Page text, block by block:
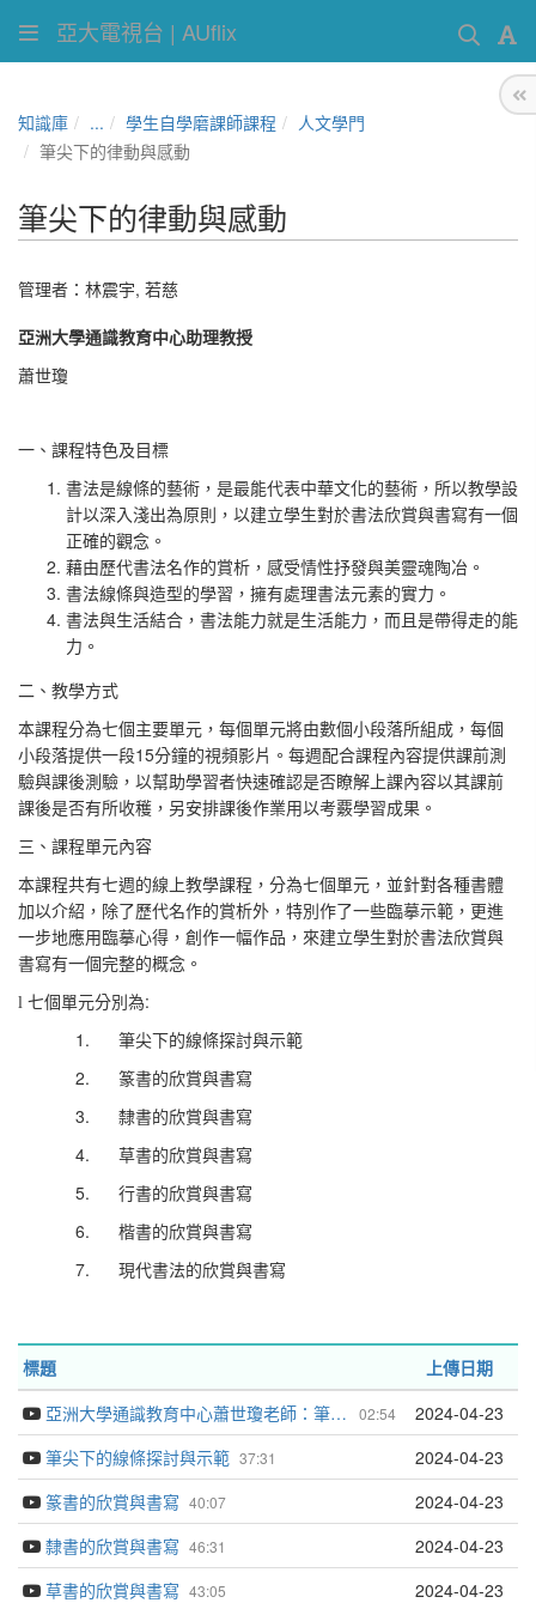
亞大電視台 | AUflix
知識庫 ... 學生自學磨課師課程
人文學門
筆尖下的律動與感動
筆尖下的律動與感動
管理者： 林震宇, 若慈
亞洲大學通識教育中心助理教授
蕭世瓊
一、課程特色及目標
書法是線條的藝術，是最能代表中華文化的藝術，所以教學設
計以深入淺出為原則，以建立學生對於書法欣賞與書寫有一個
正確的觀念。
藉由歷代書法名作的賞析，感受情性抒發與美靈魂陶冶。
書法線條與造型的學習，擁有處理書法元素的實力。
書法與生活結合，書法能力就是生活能力，而且是帶得走的能
力。
二、教學方式
本課程分為七個主要單元，每個單元將由數個小段落所組成，每個
小段落提供一段15分鐘的視頻影片。每週配合課程內容提供課前測
驗與課後測驗，以幫助學習者快速確認是否瞭解上課內容以其課前
課後是否有所收穫，另安排課後作業用以考覈學習成果。
三、課程單元內容
本課程共有七週的線上教學課程，分為七個單元，並針對各種書體
加以介紹，除了歷代名作的賞析外，特別作了一些臨摹示範，更進
一步地應用臨摹心得，創作一幅作品，來建立學生對於書法欣賞與
書寫有一個完整的概念。
l 七個單元分別為:
1.
筆尖下的線條探討與示範
2. 篆書的欣賞與書寫
3. 隸書的欣賞與書寫
4. 草書的欣賞與書寫
5. 行書的欣賞與書寫
6. 楷書的欣賞與書寫
7. 現代書法的欣賞與書寫
標題 上傳日期
02:54
亞洲大學通識教育中心蕭世瓊老師：筆尖下的律動與感動 2024-04-23
37:31
筆尖下的線條探討與示範 2024-04-23
40:07
篆書的欣賞與書寫 2024-04-23
46:31
隸書的欣賞與書寫 2024-04-23
43:05
草書的欣賞與書寫 2024-04-23